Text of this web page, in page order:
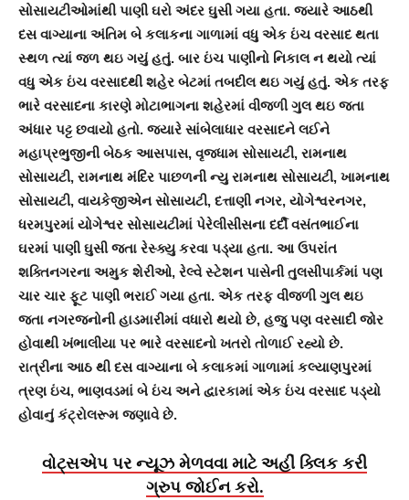
સોસાયટીઓમાંથી પાણી ઘરો અંદર ઘુસી ગયા હતા. જયારે આઠથી
દસ વાગ્યાના અંતિમ બે કલાકના ગાળામાં વધુ એક ઇંચ વરસાદ થતા
સ્થળ ત્યાં જળ થઇ ગયું હતું. બાર ઇંચ પાણીનો નિકાલ ન થયો ત્યાં
વધુ એક ઇંચ વરસાદથી શહેર બેટમાં તબદીલ થઇ ગયું હતું. એક તરફ
ભારે વરસાદના કારણે મોટાભાગના શહેરમાં વીજળી ગુલ થઇ જતા
અંધાર પટ્ટ છવાયો હતો. જયારે સાંબેલાધાર વરસાદને લઈને
મહાપ્રભુજીની બેઠક આસપાસ, વૃજધામ સોસાયટી, રામનાથ
સોસાયટી, રામનાથ મંદિર પાછળની ન્યુ રામનાથ સોસાયટી, ખામનાથ
સોસાયટી, વાયકેજીએન સોસાયટી, દત્તાણી નગર, યોગેશ્વરનગર,
ધરમપુરમાં યોગેશ્વર સોસાયટીમાં પેરેલીસીસના દર્દી વસંતભાઈના
ઘરમાં પાણી ઘુસી જતા રેસ્ક્યુ કરવા પડ્યા હતા. આ ઉપરાંત
શક્તિનગરના અમુક શેરીઓ, રેલ્વે સ્ટેશન પાસેની તુલસીપાર્કમાં પણ
ચાર ચાર ફૂટ પાણી ભરાઈ ગયા હતા. એક તરફ વીજળી ગુલ થઇ
જતા નગરજનોની હાડમારીમાં વધારો થયો છે, હજુ પણ વરસાદી જોર
હોવાથી ખંભાલીયા પર ભારે વરસાદનો ખતરો તોળાઈ રહ્યો છે.
રાત્રીના આઠ થી દસ વાગ્યાના બે કલાકમાં ગાળામાં કલ્યાણપુરમાં
ત્રણ ઇંચ, ભાણવડમાં બે ઇંચ અને દ્વારકામાં એક ઇંચ વરસાદ પડ્યો
હોવાનું કંટ્રોલરૂમ જણાવે છે.
વોટ્સએપ પર ન્યૂઝ મેળવવા માટે અહીં ક્લિક કરી
ગ્રુપ જોઈન કરો.